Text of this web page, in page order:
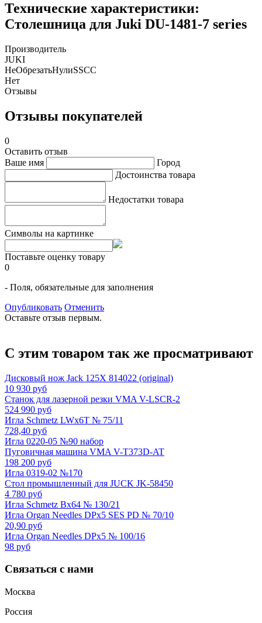
Технические характеристики:
Столешница для Juki DU-1481-7 series
Производитель
JUKI
НеОбрезатьНулиSSCC
Нет
Отзывы
Отзывы покупателей
0
Оставить отзыв
Ваше имя
Город
Достоинства товара
Недостатки товара
Символы на картинке
Поставьте оценку товару
0
- Поля, обязательные для заполнения
Опубликовать Отменить
Оставьте отзыв первым.
С этим товаром так же просматривают
Дисковый нож Jack 125X 814022 (original)
10 930 руб
Станок для лазерной резки VMA V-LSCR-2
524 990 руб
Игла Schmetz LWx6T № 75/11
728,40 руб
Игла 0220-05 №90 набор
Пуговичная машина VMA V-T373D-AT
198 200 руб
Игла 0319-02 №170
Стол промышленный для JUCK JK-58450
4 780 руб
Игла Schmetz Bx64 № 130/21
Игла Organ Needles DPx5 SES PD № 70/10
20,90 руб
Игла Organ Needles DPx5 № 100/16
98 руб
Связаться с нами
Москва
Россия